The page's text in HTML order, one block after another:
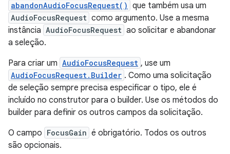
abandonAudioFocusRequest() que também usa um
AudioFocusRequest como argumento. Use a mesma
instância AudioFocusRequest ao solicitar e abandonar
a seleção.
Para criar um AudioFocusRequest , use um
AudioFocusRequest.Builder . Como uma solicitação
de seleção sempre precisa especificar o tipo, ele é
incluído no construtor para o builder. Use os métodos do
builder para definir os outros campos da solicitação.
O campo FocusGain é obrigatório. Todos os outros
são opcionais.